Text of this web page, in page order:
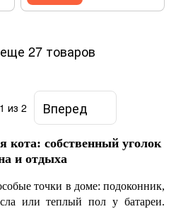
27 товаров
1 из 2 Вперед
кота: собственный уголок
и отдыха
точки в доме: подоконник,
или теплый пол у батареи.